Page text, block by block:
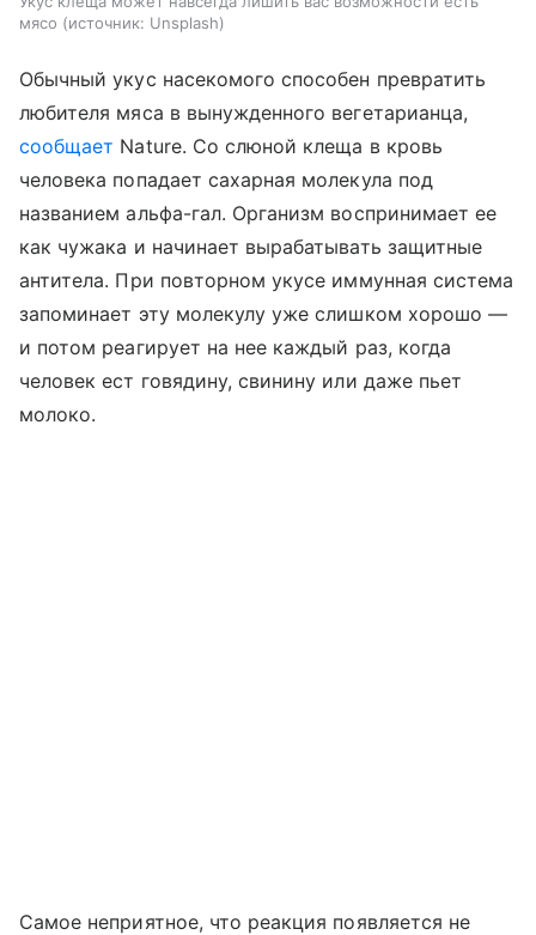
мясо
источник: Unsplash
Обычный укус насекомого способен превратить
любителя мяса в вынужденного вегетарианца,
сообщает Nature. Со слюной клеща в кровь
человека попадает сахарная молекула под
названием альфа-гал. Организм воспринимает ее
как чужака и начинает вырабатывать защитные
антитела. При повторном укусе иммунная система
запоминает эту молекулу уже слишком хорошо —
и потом реагирует на нее каждый раз, когда
человек ест говядину, свинину или даже пьет
молоко.
Самое неприятное, что реакция появляется не